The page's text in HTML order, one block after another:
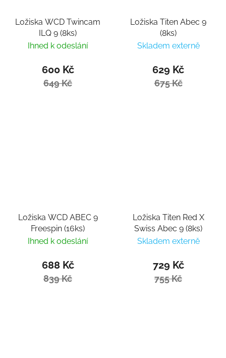
Ložiska WCD Twincam
ILQ 9 (8ks)
Ihned k odeslání
600 Kč
649 Kč
Ložiska Titen Abec 9
(8ks)
Skladem externě
629 Kč
675 Kč
Ložiska WCD ABEC 9
Freespin (16ks)
Ihned k odeslání
688 Kč
839 Kč
Ložiska Titen Red X
Swiss Abec 9 (8ks)
Skladem externě
729 Kč
755 Kč